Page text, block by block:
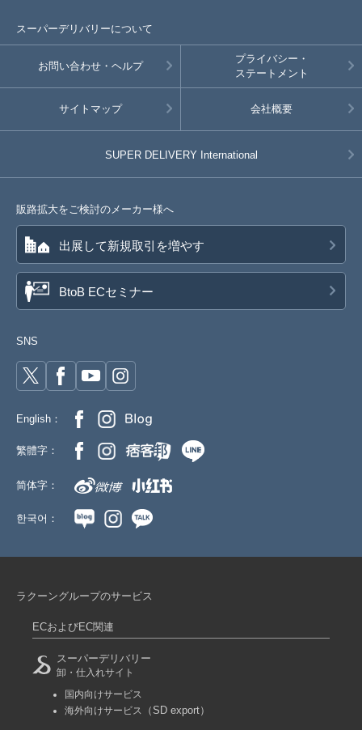
スーパーデリバリーについて
お問い合わせ・ヘルプ
プライバシー・
ステートメント
サイトマップ 会社概要
SUPER DELIVERY International
販路拡大をご検討のメーカー様へ
出展して新規取引を増やす
BtoB ECセミナー
SNS
English：
繁體字：
简体字：
한국어：
ラクーングループのサービス
ECおよびEC関連
スーパーデリバリー
卸・仕入れサイト
国内向けサービス
海外向けサービス
（SD export）